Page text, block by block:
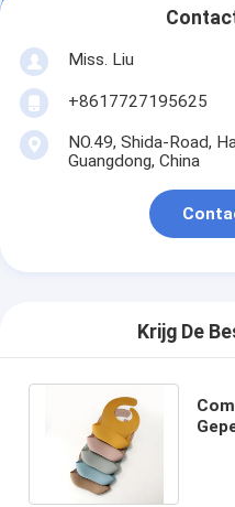
Miss. Liu
+8617727195625
NO.49, Shida-Road,
Guangdong, China
Krijg De